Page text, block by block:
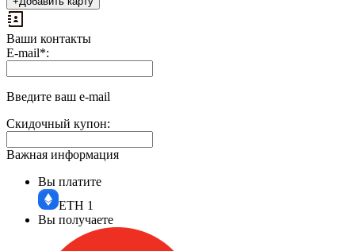
Ваши контакты
Выплаты
доп.
поле:
E-mail*:
Введите ваш e-mail
Скидочный купон:
Важная информация
Вы платите
ETH 1
Вы получаете